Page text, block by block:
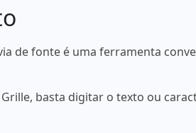
de fonte é uma ferramenta
basta digitar o texto ou